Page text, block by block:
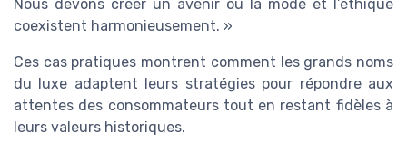
Nous devons créer un avenir où la mode et l’éthique
coexistent harmonieusement. »
Ces cas pratiques montrent comment les grands noms
du luxe adaptent leurs stratégies pour répondre aux
attentes des consommateurs tout en restant fidèles à
leurs valeurs historiques.